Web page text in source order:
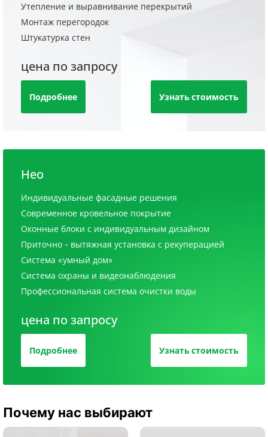
Утепление и выравнивание перекрытий
Монтаж перегородок
Штукатурка стен
цена по запросу
Подробнее Узнать стоимость
Нео
Индивидуальные фасадные решения
Современное кровельное покрытие
Оконные блоки с индивидуальным дизайном
Приточно - вытяжная установка с рекуперацией
Система «умный дом»
Система охраны и видеонаблюдения
Профессиональная система очистки воды
цена по запросу
Подробнее Узнать стоимость
Почему нас выбирают